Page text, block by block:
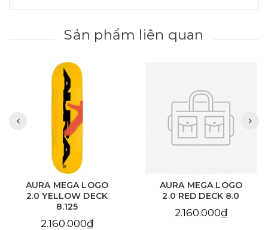
Sản phẩm liên quan
AURA MEGA LOGO
2.0 YELLOW DECK
8.125
2.160.000₫
AURA MEGA LOGO
2.0 RED DECK 8.0
2.160.000₫